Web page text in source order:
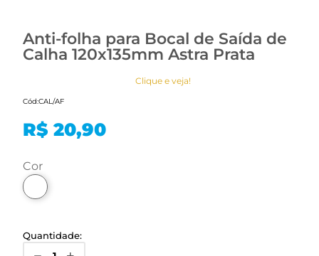
Anti-folha para Bocal de Saída de
Calha 120x135mm Astra Prata
Clique e veja!
Cód:CAL/AF
R$ 20,90
cor
Quantidade: